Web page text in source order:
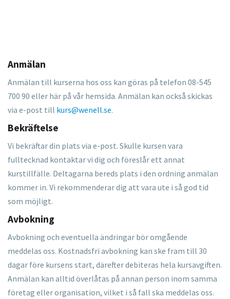
Anmälan
Anmälan till kurserna hos oss kan göras på telefon 08-545
700 90 eller här på vår hemsida. Anmälan kan också skickas
via e-post till kurs@wenell.se.
Bekräftelse
Vi bekräftar din plats via e-post. Skulle kursen vara
fulltecknad kontaktar vi dig och föreslår ett annat
kurstillfälle. Deltagarna bereds plats i den ordning anmälan
kommer in. Vi rekommenderar dig att vara ute i så god tid
som möjligt.
Avbokning
Avbokning och eventuella ändringar bör omgående
meddelas oss. Kostnadsfri avbokning kan ske fram till 30
dagar före kursens start, därefter debiteras hela kursavgiften.
Anmälan kan alltid överlåtas på annan person inom samma
företag eller organisation, vilket i så fall ska meddelas oss.